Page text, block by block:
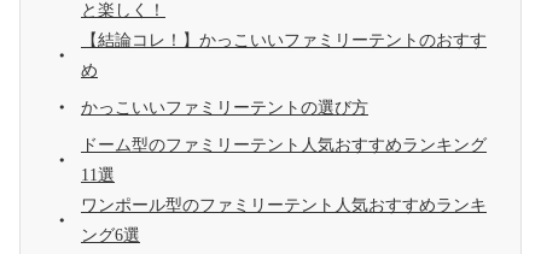
と楽しく！
【結論コレ！】かっこいいファミリーテントのおすす
め
かっこいいファミリーテントの選び方
ドーム型のファミリーテント人気おすすめランキング
11選
ワンポール型のファミリーテント人気おすすめランキ
ング6選